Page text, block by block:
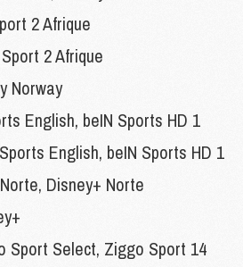
2 Afrique
2 Afrique
Norway
English, beIN Sports HD 1
English, beIN Sports HD 1
Disney+ Norte
Sport Select, Ziggo Sport 14